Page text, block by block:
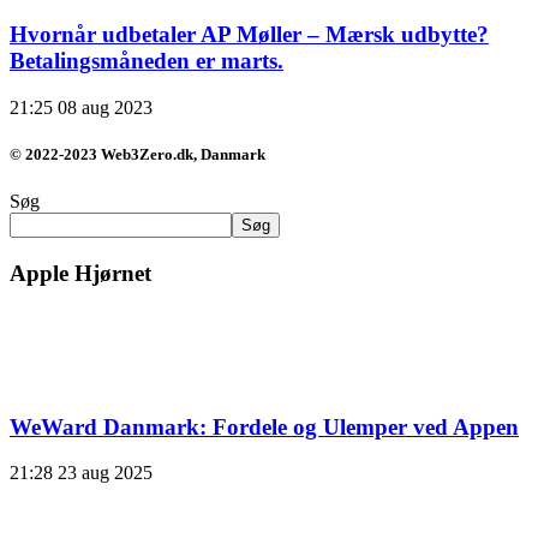
Hvornår udbetaler AP Møller – Mærsk udbytte?
Betalingsmåneden er marts.
21:25 08 aug 2023
© 2022-2023 Web3Zero.dk, Danmark
Søg
Søg
Apple Hjørnet
WeWard Danmark: Fordele og Ulemper ved Appen
21:28 23 aug 2025